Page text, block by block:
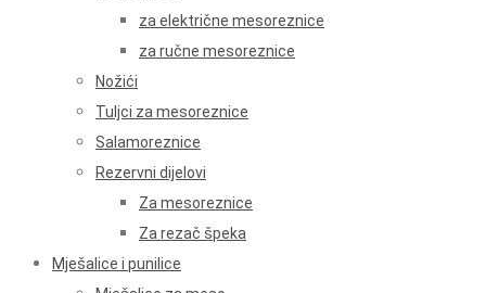
za električne mesoreznice
za ručne mesoreznice
Nožići
Tuljci za mesoreznice
Salamoreznice
Rezervni dijelovi
Za mesoreznice
Za rezač špeka
Mješalice i punilice